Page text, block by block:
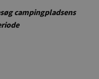
campingpladsens